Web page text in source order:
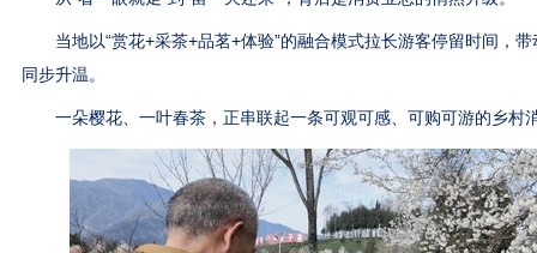
当地以“赏花+采茶+品茗+体验”的融合模式拉长游客停留时间，带
同步升温。
一朵樱花、一叶春茶，正串联起一条可观可感、可购可游的乡村